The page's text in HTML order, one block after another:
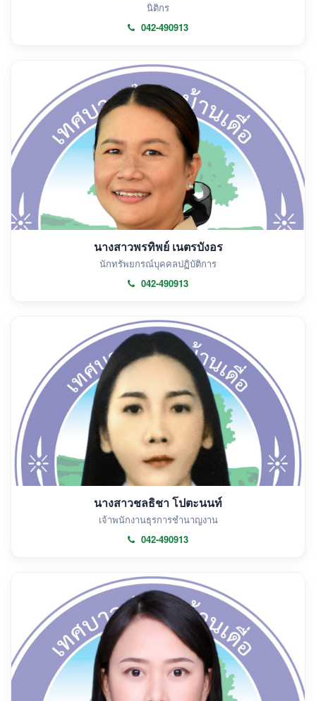
นิติกร
042-490913
นางสาวพรทิพย์ เนตรบังอร
นักทรัพยกรณ์บุคคลปฏิบัติการ
042-490913
นางสาวชลธิชา โปตะนนท์
เจ้าพนักงานธุรการชำนาญงาน
042-490913